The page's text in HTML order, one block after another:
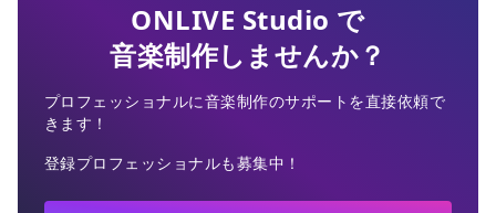
ONLIVE Studio で
音楽制作しませんか？
プロフェッショナルに音楽制作のサポートを直接依頼で
きます！
登録プロフェッショナルも募集中！